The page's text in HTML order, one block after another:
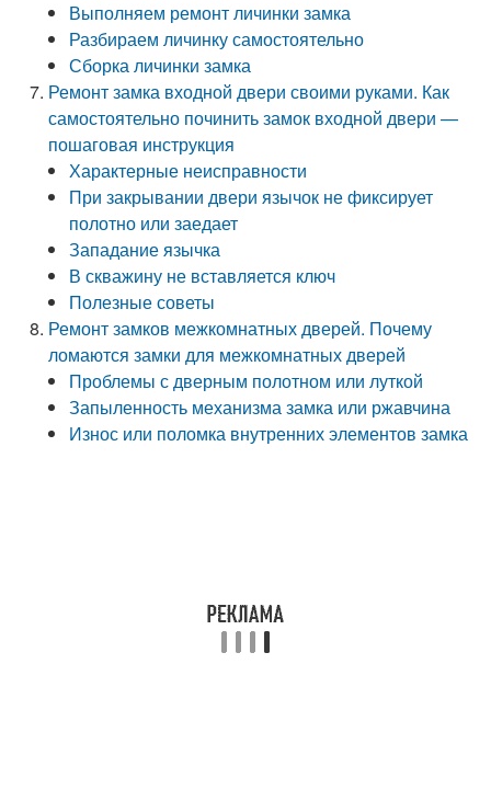
Выполняем ремонт личинки замка
Разбираем личинку самостоятельно
Сборка личинки замка
Ремонт замка входной двери своими руками. Как
самостоятельно починить замок входной двери —
пошаговая инструкция
Характерные неисправности
При закрывании двери язычок не фиксирует
полотно или заедает
Западание язычка
В скважину не вставляется ключ
Полезные советы
Ремонт замков межкомнатных дверей. Почему
ломаются замки для межкомнатных дверей
Проблемы с дверным полотном или луткой
Запыленность механизма замка или ржавчина
Износ или поломка внутренних элементов замка